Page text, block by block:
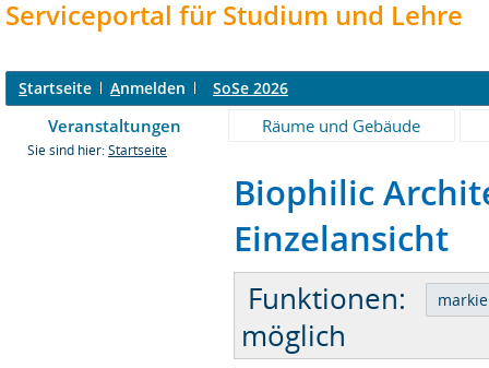
Serviceportal für Studium und Lehre
Startseite Anmelden SoSe 2026
Veranstaltungen Räume und Gebäude
Sie sind hier: Startseite
Biophilic
Einzelansicht
Funktionen:
möglich